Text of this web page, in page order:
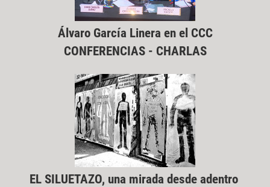
Álvaro García Linera en el CCC
CONFERENCIAS - CHARLAS
EL SILUETAZO, una mirada desde adentro